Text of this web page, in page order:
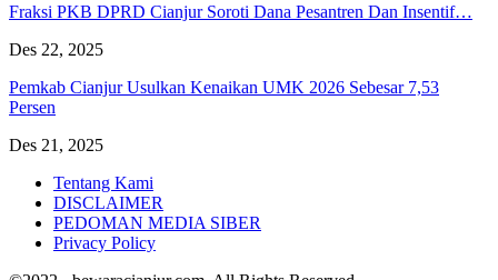
Fraksi PKB DPRD Cianjur Soroti Dana Pesantren Dan Insentif…
Des 22, 2025
Pemkab Cianjur Usulkan Kenaikan UMK 2026 Sebesar 7,53
Persen
Des 21, 2025
Tentang Kami
DISCLAIMER
PEDOMAN MEDIA SIBER
Privacy Policy